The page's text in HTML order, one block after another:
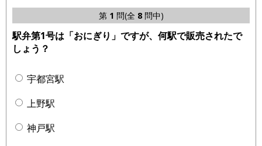
第 1 問(全 8問中)
駅弁第1号は「おにぎり」ですが、何駅で販売されたで
しょう？
宇都宮駅
上野駅
神戸駅